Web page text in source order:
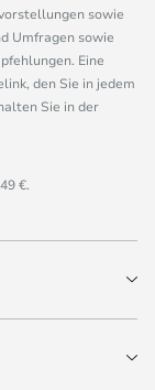
sowie
Umfragen sowie
Eine
den Sie in jedem
Sie in der
€.